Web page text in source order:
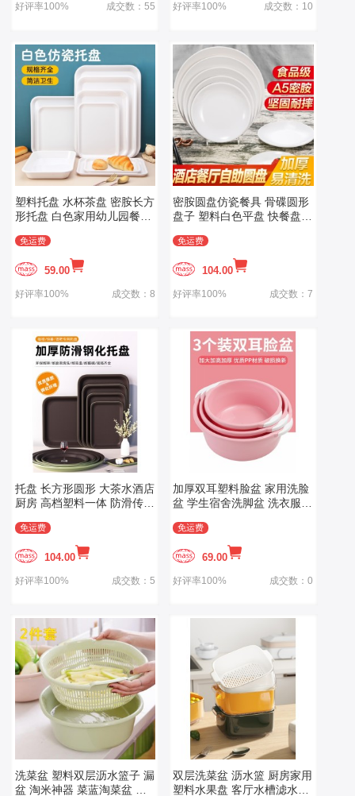
好评率100% 成交数：55 好评率100% 成交数：10
塑料托盘 水杯茶盘 密胺长方
形托盘 白色家用幼儿园餐盘
免运费
59.00
好评率100% 成交数：8
密胺圆盘仿瓷餐具 骨碟圆形
盘子 塑料白色平盘 快餐盘子
免运费
104.00
好评率100% 成交数：7
托盘 长方形圆形 大茶水酒店
厨房 高档塑料一体 防滑传菜
免运费
104.00
好评率100% 成交数：5
加厚双耳塑料脸盆 家用洗脸
盆 学生宿舍洗脚盆 洗衣服盆
免运费
69.00
好评率100% 成交数：0
洗菜盆 塑料双层沥水篮子 漏
盆 淘米神器 菜蓝淘菜盆 家
双层洗菜盆 沥水篮 厨房家用
塑料水果盘 客厅水槽滤水菜